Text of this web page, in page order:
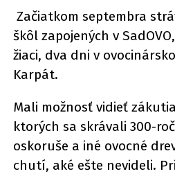
Začiatkom septembra
škôl zapojených v
žiaci, dva dni v
Karpát.
Mali možnosť vidieť
ktorých sa skrávali 300-
oskoruše a iné ovocné
chutí, aké ešte nevideli.